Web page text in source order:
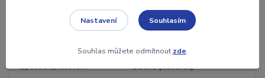
ANO
Způsob zpracování Suchá (natural)
Nastavení Souhlasím
Souhlas můžete odmítnout zde.